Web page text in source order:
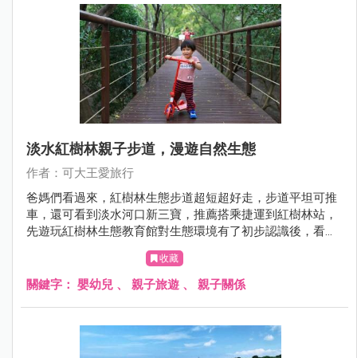
淡水紅樹林親子步道，漫遊自然生態
作者：可大王愛旅行
爸媽們看過來，紅樹林生態步道超短超好走，步道平坦可推
車，還可看到淡水河口新三寶，推薦搭乘捷運到紅樹林站，
先遊玩紅樹林生態教育館對生態環境有了初步認識後，看到
彈塗魚和招潮蟹本人會倍感親切，體力許可的話，直接走到
淡水吃美食逛景點，淡水親子一日遊Fun風去。
收藏
關鍵字： 嬰幼兒 、 親子旅遊 、 親子關係